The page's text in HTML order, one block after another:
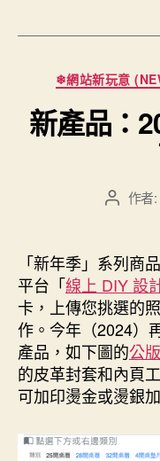
❄網站新玩意
新產品：
文
者
作者:
「新年季」系列商
平台「線上 DIY 設
卡，上傳您挑選的
作。今年（2024）
產品，如下圖的公
的皮革封套和內頁
可加印燙金或燙銀